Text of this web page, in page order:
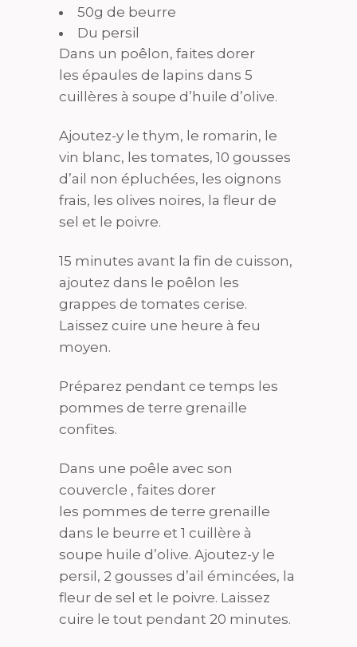
50g de beurre
Du persil
Dans un poêlon, faites dorer
les épaules de lapins dans 5
cuillères à soupe d’huile d’olive.
Ajoutez-y le thym, le romarin, le
vin blanc, les tomates, 10 gousses
d’ail non épluchées, les oignons
frais, les olives noires, la fleur de
sel et le poivre.
15 minutes avant la fin de cuisson,
ajoutez dans le poêlon les
grappes de tomates cerise.
Laissez cuire une heure à feu
moyen.
Préparez pendant ce temps les
pommes de terre grenaille
confites.
Dans une poêle avec son
couvercle , faites dorer
les pommes de terre grenaille
dans le beurre et 1 cuillère à
soupe huile d’olive. Ajoutez-y le
persil, 2 gousses d’ail émincées, la
fleur de sel et le poivre. Laissez
cuire le tout pendant 20 minutes.